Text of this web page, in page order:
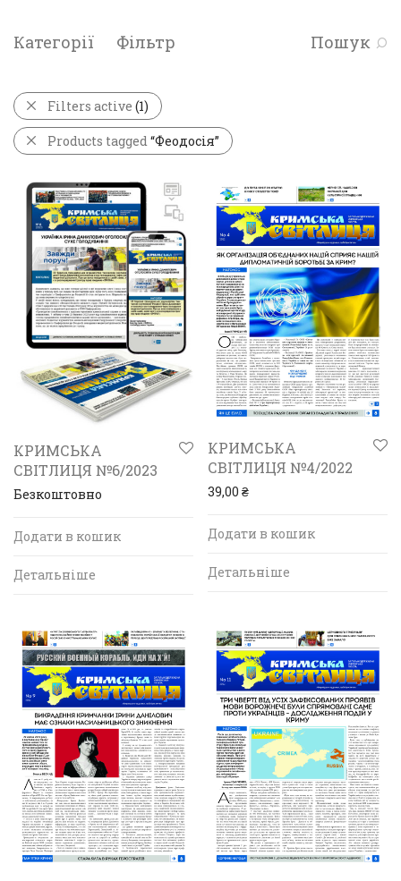
Категорії Фільтр Пошук
Filters active (1)
Products tagged“Феодосія”
КРИМСЬКА
СВІТЛИЦЯ №6/2023
Безкоштовно
Додати в кошик
Детальніше
КРИМСЬКА
СВІТЛИЦЯ №4/2022
39,00 ₴
Додати в кошик
Детальніше